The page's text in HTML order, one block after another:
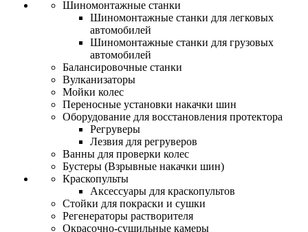
Шиномонтажные станки
Шиномонтажные станки для легковых
автомобилей
Шиномонтажные станки для грузовых
автомобилей
Балансировочные станки
Вулканизаторы
Мойки колес
Переносные установки накачки шин
Оборудование для восстановления протектора
Регруверы
Лезвия для регруверов
Ванны для проверки колес
Бустеры (Взрывные накачки шин)
Краскопульты
Аксессуары для краскопультов
Стойки для покраски и сушки
Регенераторы растворителя
Окрасочно-сушильные камеры